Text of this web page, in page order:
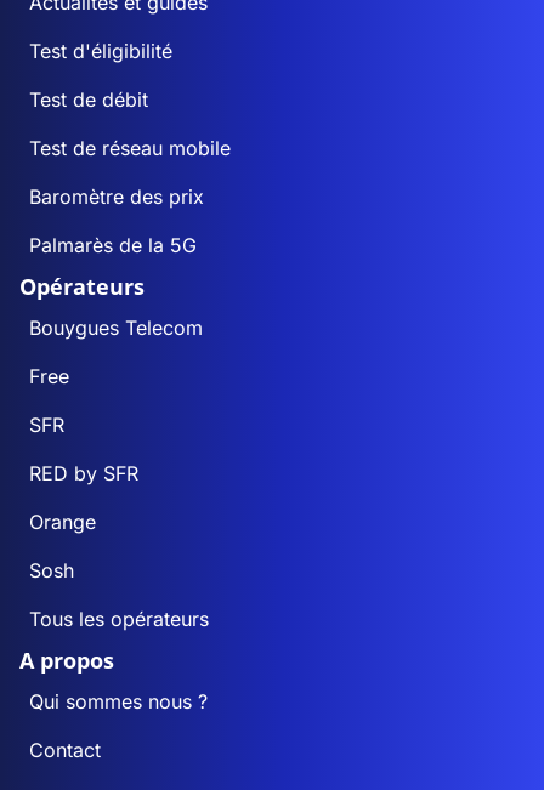
Test d'éligibilité
Test de débit
Test de réseau mobile
Baromètre des prix
Palmarès de la 5G
Opérateurs
Bouygues Telecom
Free
SFR
RED by SFR
Orange
Sosh
Tous les opérateurs
A propos
Qui sommes nous ?
Contact